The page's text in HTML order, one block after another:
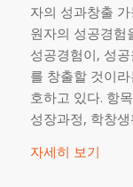
자의 성과창출
원자의 성공경험
성공경험이, 성
를 창출할 것이
호하고 있다. 항
성장과정, 학창
자세히 보기